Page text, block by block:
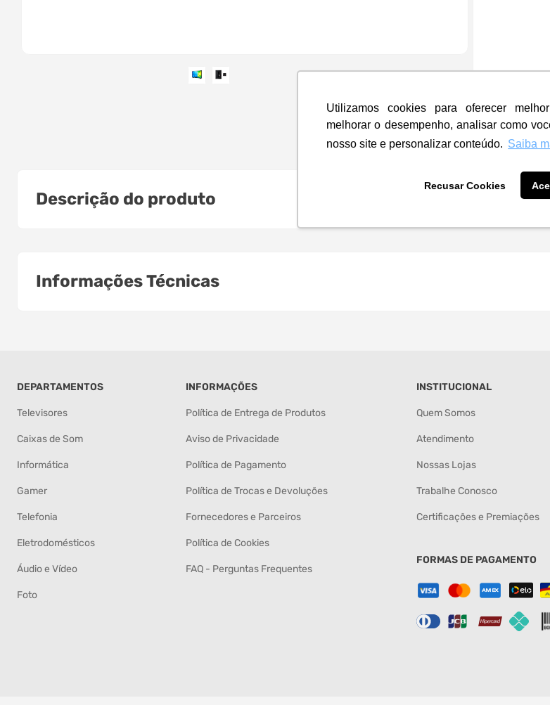
Utilizamos cookies para oferecer
melhorar o desempenho, analisar como
nosso site e personalizar conteúdo. Saiba
Recusar Cookies
Descrição do produto
Informações Técnicas
DEPARTAMENTOS
Televisores
Caixas de Som
Informática
Gamer
Telefonia
Eletrodomésticos
Áudio e Vídeo
Foto
INFORMAÇÕES
Política de Entrega de Produtos
Aviso de Privacidade
Política de Pagamento
Política de Trocas e Devoluções
Fornecedores e Parceiros
Política de Cookies
FAQ - Perguntas Frequentes
INSTITUCIONAL
Quem Somos
Atendimento
Nossas Lojas
Trabalhe Conosco
Certificações e Premiações
FORMAS DE PAGAMENTO